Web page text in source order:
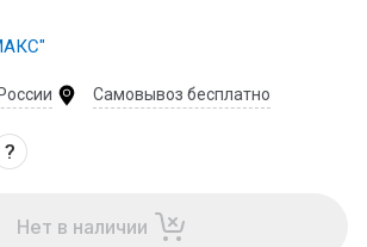
Самовывоз бесплатно
?
Нет в наличии